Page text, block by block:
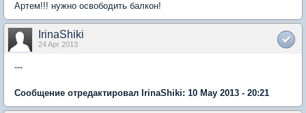
Артем!!! нужно освободить балкон!
IrinaShiki
24 Apr 2013
---
Сообщение отредактировал IrinaShiki: 10 May 2013 - 20:21